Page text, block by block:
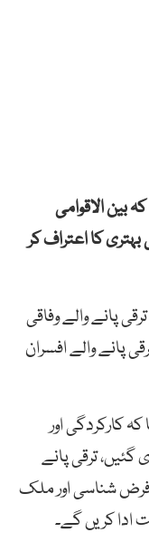
بین الاقوامی
کا اعتراف کر
پانے والے وفاقی
پانے والے افسران
کارکردگی اور
ترقی پانے
فرض شناسی اور ملک
ادا کریں گے۔